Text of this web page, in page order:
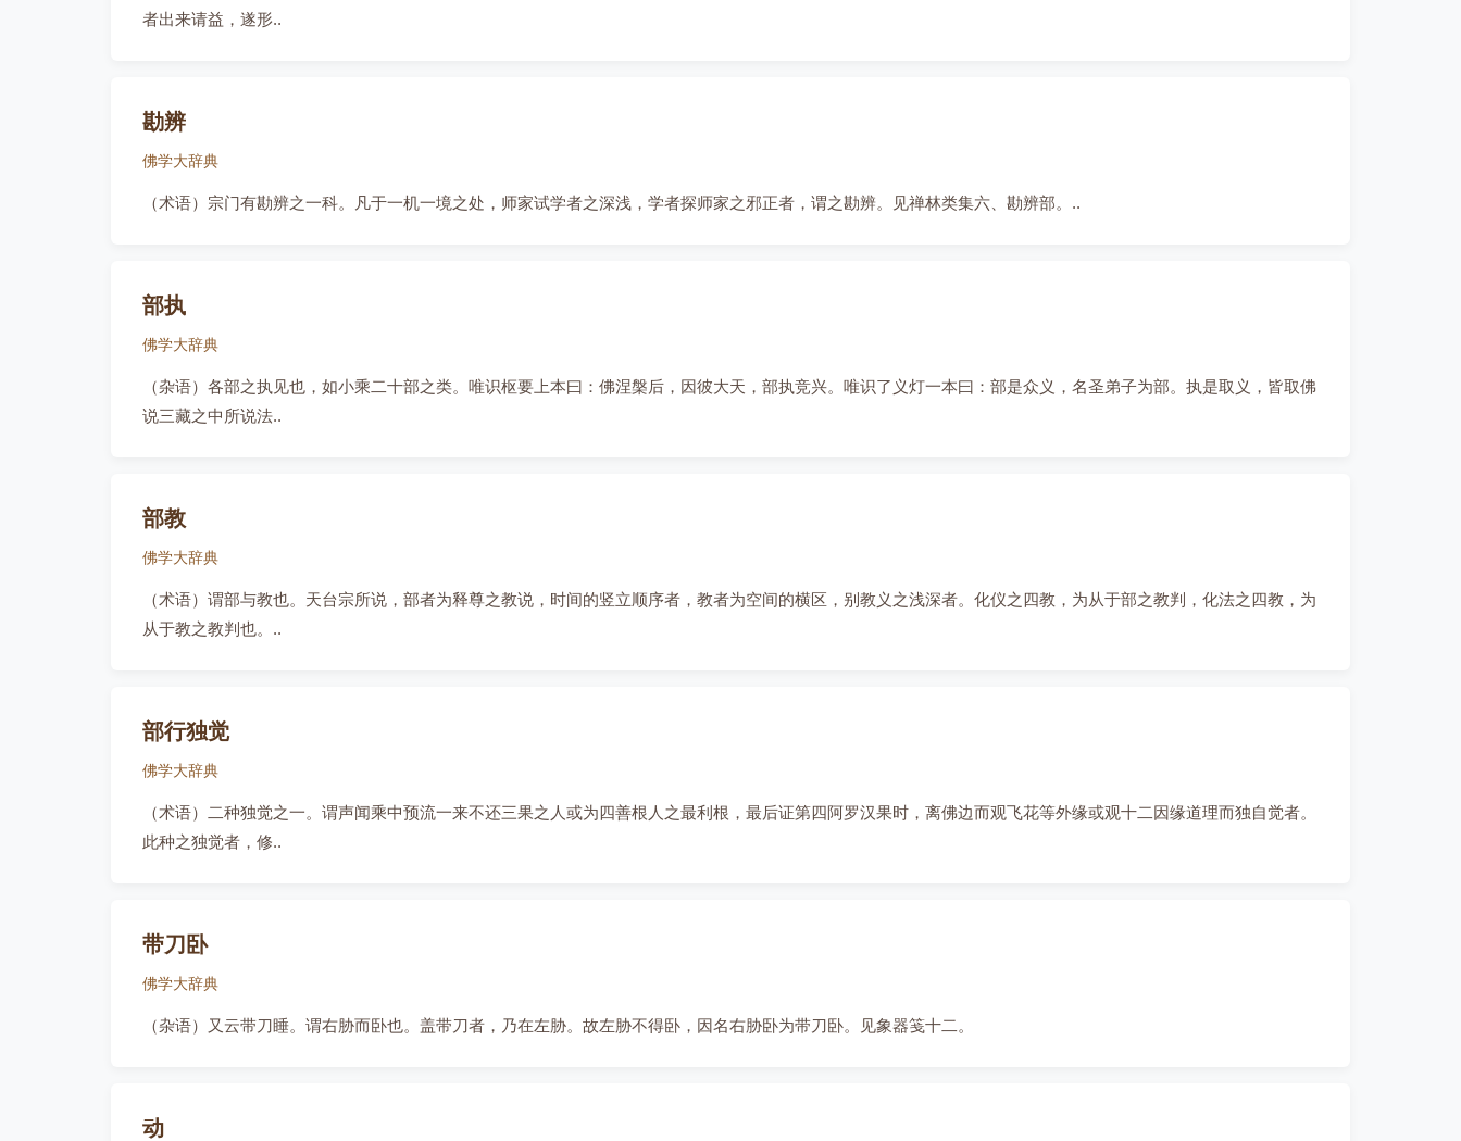
者出来请益，遂形..
勘辨
佛学大辞典
（术语）宗门有勘辨之一科。凡于一机一境之处，师家试学者之深浅，学者探师家之邪正者，谓之勘辨。见禅林类集六、勘辨部。..
部执
佛学大辞典
（杂语）各部之执见也，如小乘二十部之类。唯识枢要上本曰：佛涅槃后，因彼大天，部执竞兴。唯识了义灯一本曰：部是众义，名圣弟子为部。执是取义，皆取佛
说三藏之中所说法..
部教
佛学大辞典
（术语）谓部与教也。天台宗所说，部者为释尊之教说，时间的竖立顺序者，教者为空间的横区，别教义之浅深者。化仪之四教，为从于部之教判，化法之四教，为
从于教之教判也。..
部行独觉
佛学大辞典
（术语）二种独觉之一。谓声闻乘中预流一来不还三果之人或为四善根人之最利根，最后证第四阿罗汉果时，离佛边而观飞花等外缘或观十二因缘道理而独自觉者。
此种之独觉者，修..
带刀卧
佛学大辞典
（杂语）又云带刀睡。谓右胁而卧也。盖带刀者，乃在左胁。故左胁不得卧，因名右胁卧为带刀卧。见象器笺十二。
动